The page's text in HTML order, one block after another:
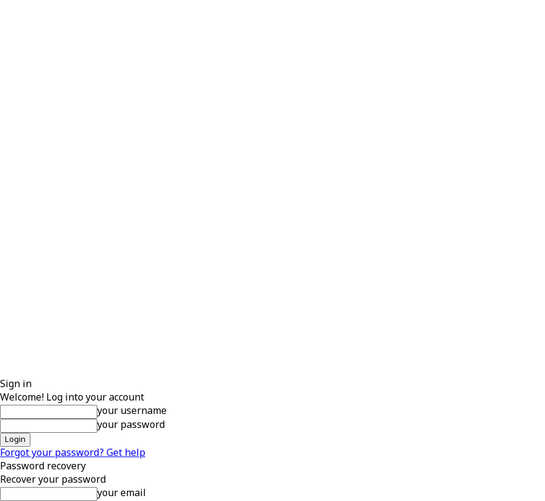
Sign in
Welcome! Log into your account
your username
your password
Forgot your password? Get help
Password recovery
Recover your password
your email